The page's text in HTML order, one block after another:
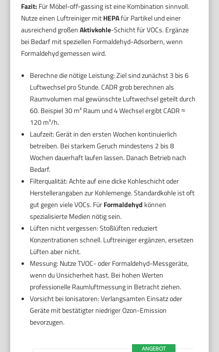
Fazit: Für Möbel-off-gassing ist eine Kombination sinnvoll.
Nutze einen Luftreiniger mitHEPAfür Partikel und einer
ausreichend großenAktivkohle-Schicht für VOCs. Ergänze
bei Bedarf mit speziellen Formaldehyd-Adsorbern, wenn
Formaldehyd gemessen wird.
Berechne die nötige Leistung: Ziel sind zunächst 3 bis 6
Luftwechsel pro Stunde. CADR grob berechnen als
Raumvolumen mal gewünschte Luftwechsel geteilt durch
60. Beispiel 30 m³ Raum und 4 Wechsel ergibt CADR ≈
120 m³/h.
Laufzeit: Gerät in den ersten Wochen kontinuierlich
betreiben. Bei starkem Geruch mindestens 2 bis 8
Wochen dauerhaft laufen lassen. Danach Betrieb nach
Bedarf.
Filterqualität: Achte auf eine dicke Kohleschicht oder
Herstellerangaben zur Kohlemenge. Standardkohle ist oft
gut gegen viele VOCs. FürFormaldehyd können
spezialisierte Medien nötig sein.
Lüften nicht vergessen: Stoßlüften reduziert
Konzentrationen schnell. Luftreiniger ergänzen, ersetzen
Lüften aber nicht.
Messung: Nutze TVOC- oder Formaldehyd-Messgeräte,
wenn du Unsicherheit hast. Bei hohen Werten
professionelle Raumluftmessung in Betracht ziehen.
Vorsicht bei Ionisatoren: Verlangsamten Einsatz oder
Geräte mit bestätigter niedriger Ozon-Emission
bevorzugen.
ANGEBOT